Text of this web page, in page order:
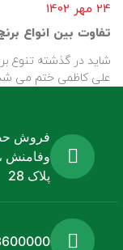
24 مهر 1402
تفاوت بین انواع
شاید در گذشته تنوع
علی کاظمی ختم می شد
فروش
وفامنش ،
پلاک 28